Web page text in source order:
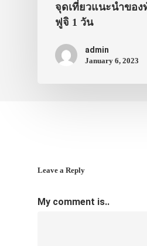
จุดเที่ยวแนะนำของ
ฟูจิ 1 วัน
admin
January 6, 2023
Leave a Reply
My comment is..